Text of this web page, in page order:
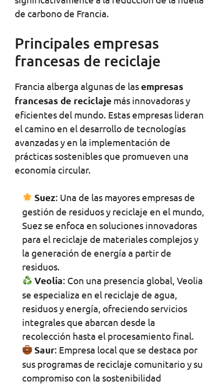
de carbono de Francia.
Principales empresas
francesas de reciclaje
Francia alberga algunas de lasempresas
francesas de reciclaje más innovadoras y
eficientes del mundo. Estas empresas lideran
el camino en el desarrollo de tecnologías
avanzadas y en la implementación de
prácticas sostenibles que promueven una
economía circular.
Suez: Una de las mayores empresas de
gestión de residuos y reciclaje en el mundo,
Suez se enfoca en soluciones innovadoras
para el reciclaje de materiales complejos y
la generación de energía a partir de
residuos.
Veolia: Con una presencia global, Veolia
se especializa en el reciclaje de agua,
residuos y energía, ofreciendo servicios
integrales que abarcan desde la
recolección hasta el procesamiento final.
Saur: Empresa local que se destaca por
sus programas de reciclaje comunitario y su
compromiso con la sostenibilidad